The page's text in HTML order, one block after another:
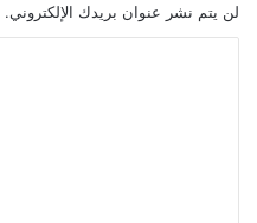
لن يتم نشر عنوان بريدك الإلكتروني.